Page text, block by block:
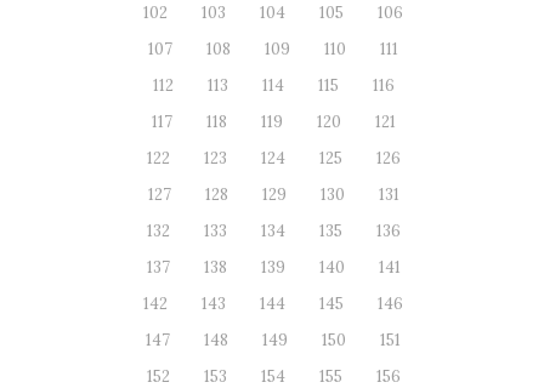
102
103 104 105
106
107
108 109 110
111
112
113 114 115
116
117
118 119 120
121
122
123 124 125
126
127
128 129 130
131
132
133 134 135
136
137
138 139 140
141
142
143 144 145
146
147
148 149 150
151
152
153 154 155
156